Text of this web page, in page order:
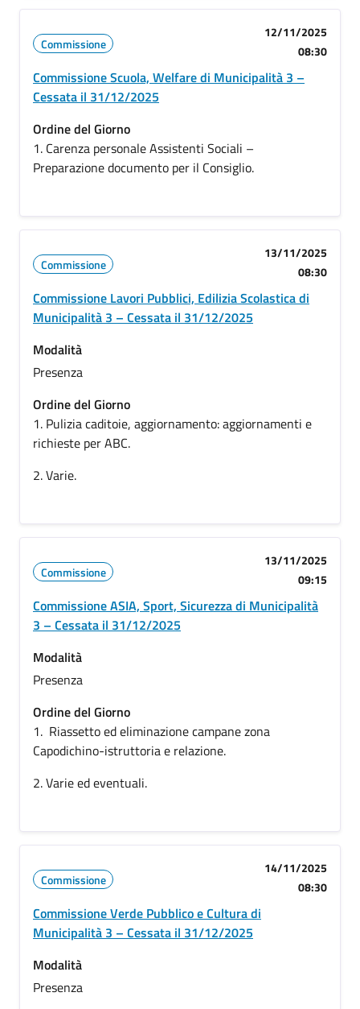
Commissione
12/11/2025
08:30
Commissione Scuola, Welfare di Municipalità 3 –
Cessata il 31/12/2025
Ordine del Giorno
1. Carenza personale Assistenti Sociali –
Preparazione documento per il Consiglio.
Commissione
13/11/2025
08:30
Commissione Lavori Pubblici, Edilizia Scolastica di
Municipalità 3 – Cessata il 31/12/2025
Modalità
Presenza
Ordine del Giorno
1. Pulizia caditoie, aggiornamento: aggiornamenti e
richieste per ABC.
2. Varie.
Commissione
13/11/2025
09:15
Commissione ASIA, Sport, Sicurezza di Municipalità
3 – Cessata il 31/12/2025
Modalità
Presenza
Ordine del Giorno
1. Riassetto ed eliminazione campane zona
Capodichino-istruttoria e relazione.
2. Varie ed eventuali.
Commissione
14/11/2025
08:30
Commissione Verde Pubblico e Cultura di
Municipalità 3 – Cessata il 31/12/2025
Modalità
Presenza